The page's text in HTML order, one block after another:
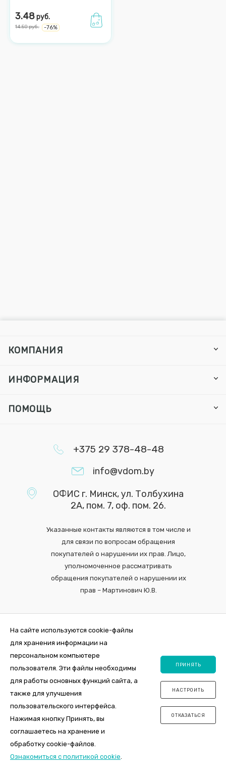
3.48руб.
14.50руб. -76%
КОМПАНИЯ
ИНФОРМАЦИЯ
ПОМОЩЬ
+375 29 378-48-48
info@vdom.by
ОФИС г. Минск, ул. Толбухина
2А, пом. 7, оф. пом. 26.
Указанные контакты являются в том числе и
для связи по вопросам обращения
покупателей о нарушении их прав. Лицо,
уполномоченное рассматривать
обращения покупателей о нарушении их
прав – Мартинович Ю.В.
2026 © Интернет-магазин VDOM.by Регистрация в торговом реестре
№464356 от 31 октября 2019. ООО "ПосудаЛэнд", юр.адрес 220012,
Республика Беларусь, г. Минск , ул. Толбухина, 2а, пом. 7, оф. пом. 26.
Свидетельство о государственной регистрации 0144163 от 11.10.2017,
УНП 192981385, Мингорисполком.
На сайте используются cookie-файлы
для хранения информации на
персональном компьютере
пользователя. Эти файлы необходимы
для работы основных функций сайта, а
также для улучшения
пользовательского интерфейса.
Нажимая кнопку Принять, вы
соглашаетесь на хранение и
обработку cookie-файлов.
Ознакомиться с политикой cookie.
ПРИНЯТЬ
НАСТРОИТЬ
ОТКАЗАТЬСЯ